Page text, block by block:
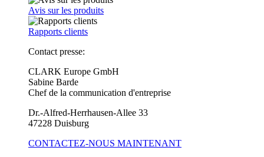
Avis sur les produits
Rapports clients
Contact presse:
CLARK Europe GmbH
Sabine Barde
Chef de la communication d'entreprise
Dr.-Alfred-Herrhausen-Allee 33
47228 Duisburg
CONTACTEZ-NOUS MAINTENANT